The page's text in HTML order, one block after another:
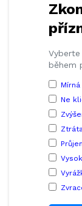
během
Ne